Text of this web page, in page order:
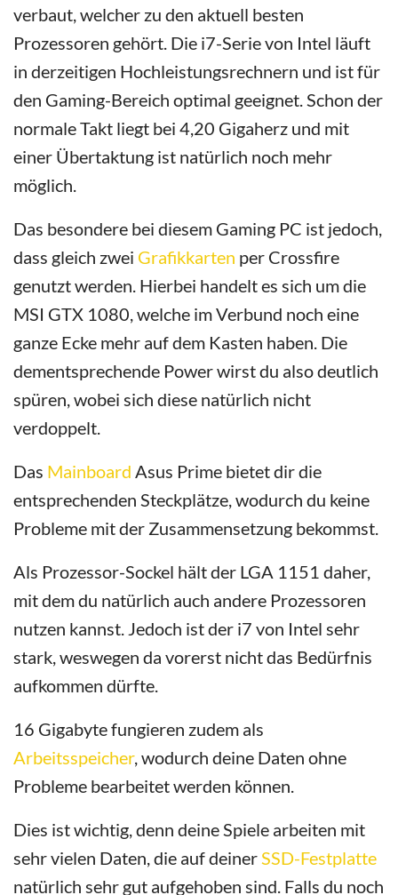
verbaut, welcher zu den aktuell besten
Prozessoren gehört. Die i7-Serie von Intel läuft
in derzeitigen Hochleistungsrechnern und ist für
den Gaming-Bereich optimal geeignet. Schon der
normale Takt liegt bei 4,20 Gigaherz und mit
einer Übertaktung ist natürlich noch mehr
möglich.
Das besondere bei diesem Gaming PC ist jedoch,
dass gleich zwei Grafikkarten per Crossfire
genutzt werden. Hierbei handelt es sich um die
MSI GTX 1080, welche im Verbund noch eine
ganze Ecke mehr auf dem Kasten haben. Die
dementsprechende Power wirst du also deutlich
spüren, wobei sich diese natürlich nicht
verdoppelt.
Das Mainboard Asus Prime bietet dir die
entsprechenden Steckplätze, wodurch du keine
Probleme mit der Zusammensetzung bekommst.
Als Prozessor-Sockel hält der LGA 1151 daher,
mit dem du natürlich auch andere Prozessoren
nutzen kannst. Jedoch ist der i7 von Intel sehr
stark, weswegen da vorerst nicht das Bedürfnis
aufkommen dürfte.
16 Gigabyte fungieren zudem als
Arbeitsspeicher, wodurch deine Daten ohne
Probleme bearbeitet werden können.
Dies ist wichtig, denn deine Spiele arbeiten mit
sehr vielen Daten, die auf deinerSSD-Festplatte
natürlich sehr gut aufgehoben sind. Falls du noch